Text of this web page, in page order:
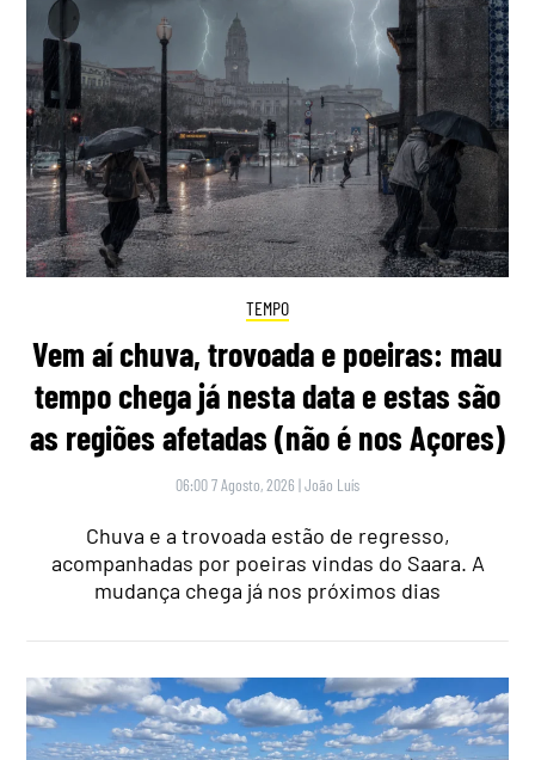
TEMPO
Vem aí chuva, trovoada e poeiras: mau
tempo chega já nesta data e estas são
as regiões afetadas (não é nos Açores)
06:00 7 Agosto, 2026 |João Luís
Chuva e a trovoada estão de regresso,
acompanhadas por poeiras vindas do Saara. A
mudança chega já nos próximos dias